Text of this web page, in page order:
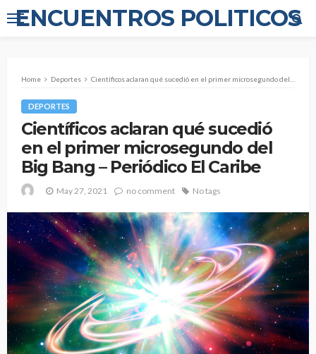
ENCUENTROS POLITICOS
Home Deportes Científicos aclaran qué sucedió en el primer microsegundo del Big Bang – Periódico El Caribe
DEPORTES
Científicos aclaran qué sucedió
en el primer microsegundo del
Big Bang – Periódico El Caribe
May 27, 2021 no comment No tags